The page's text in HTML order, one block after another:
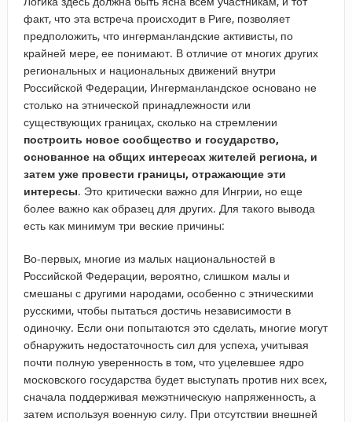
факт, что эта встреча происходит в Риге, позволяет
предположить, что ингерманландские активисты, по
крайней мере, ее понимают. В отличие от многих других
региональных и национальных движений внутри
Российской Федерации, Ингерманландское основано не
столько на этнической принадлежности или
существующих границах, сколько на стремлении
построить новое сообщество и государство,
основанное на общих интересах жителей региона, и
затем уже провести границы, отражающие эти
интересы. Это критически важно для Ингрии, но еще
более важно как образец для других. Для такого вывода
есть как минимум три веские причины:
Во-первых, многие из малых национальностей в
Российской Федерации, вероятно, слишком малы и
смешаны с другими народами, особенно с этническими
русскими, чтобы пытаться достичь независимости в
одиночку. Если они попытаются это сделать, многие могут
обнаружить недостаточность сил для успеха, учитывая
почти полную уверенность в том, что уцелевшее ядро
московского государства будет выступать против них всех,
сначала поддерживая межэтническую напряженность, а
затем используя военную силу. При отсутствии внешней